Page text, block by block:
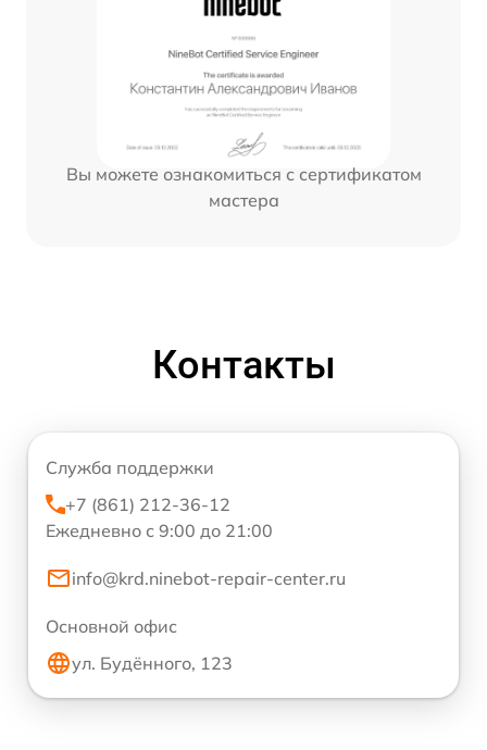
Вы можете ознакомиться с сертификатом
мастера
Контакты
Служба поддержки
+7 (861) 212-36-12
Ежедневно с 9:00 до 21:00
info@krd.ninebot-repair-center.ru
Основной офис
ул. Будённого, 123